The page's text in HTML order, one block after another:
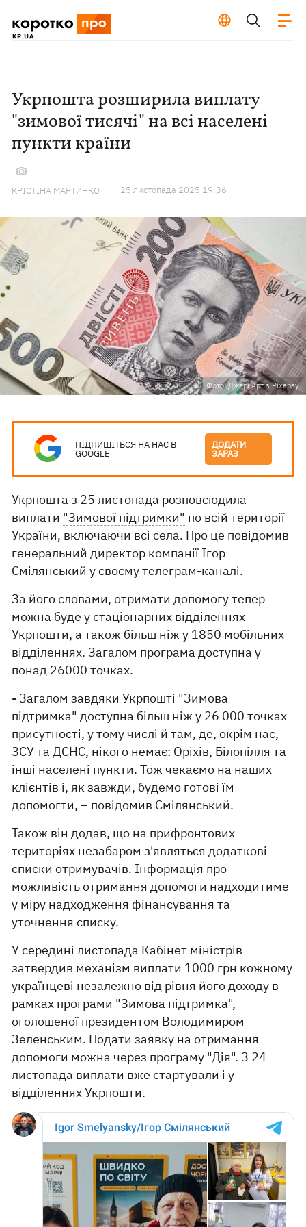
Укрпошта розширила виплату
"зимової тисячі" на всі населені
пункти країни
КРІСТІНА МАРТИНКО 25 листопада 2025 19:36
Фото: Джері Арт з Pixabay
ПІДПИШІТЬСЯ НА НАС В
GOOGLE
ДОДАТИ
ЗАРАЗ
Укрпошта з 25 листопада розповсюдила
виплати "Зимової підтримки" по всій території
України, включаючи всі села. Про це повідомив
генеральний директор компанії Ігор
Смілянський у своємутелеграм-каналі.
За його словами, отримати допомогу тепер
можна буде у стаціонарних відділеннях
Укрпошти, а також більш ніж у 1850 мобільних
відділеннях. Загалом програма доступна у
понад 26000 точках.
- Загалом завдяки Укрпошті "Зимова
підтримка" доступна більш ніж у 26 000 точках
присутності, у тому числі й там, де, окрім нас,
ЗСУ та ДСНС, нікого немає: Оріхів, Білопілля та
інші населені пункти. Тож чекаємо на наших
клієнтів і, як завжди, будемо готові їм
допомогти, – повідомив Смілянський.
Також він додав, що на прифронтових
територіях незабаром з'являться додаткові
списки отримувачів. Інформація про
можливість отримання допомоги надходитиме
у міру надходження фінансування та
уточнення списку.
У середині листопада Кабінет міністрів
затвердив механізм виплати 1000 грн кожному
українцеві незалежно від рівня його доходу в
рамках програми "Зимова підтримка",
оголошеної президентом Володимиром
Зеленським. Подати заявку на отримання
допомоги можна через програму "Дія". З 24
листопада виплати вже стартували і у
відділеннях Укрпошти.